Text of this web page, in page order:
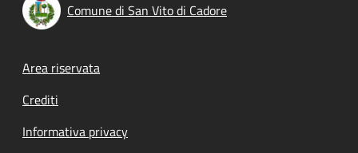
Comune di San Vito di Cadore
Footer menu
Area riservata
Crediti
Informativa privacy